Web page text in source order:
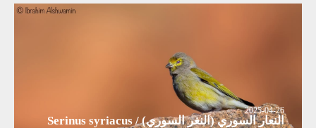
2025-04-26
النعار السوري (النغر السوري) / Serinus syriacus